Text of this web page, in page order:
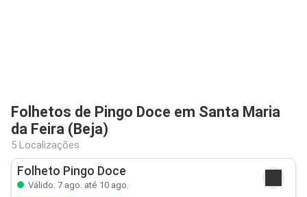
Folhetos de Pingo Doce em Santa Maria
da Feira (Beja)
5 Localizações
Folheto Pingo Doce
Válido: 7 ago. até 10 ago.